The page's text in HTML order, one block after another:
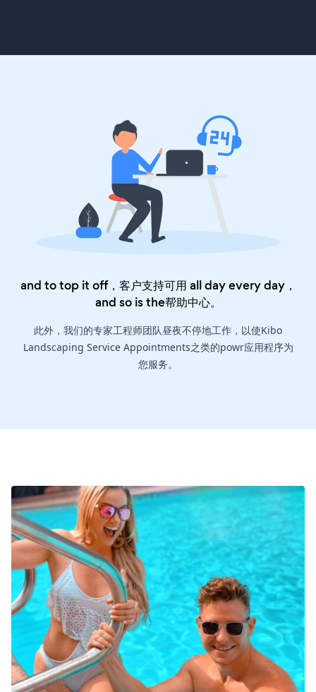
and to top it off，客户支持可用 all day every day，
and so is the帮助中心。
此外，我们的专家工程师团队昼夜不停地工作，以使Kibo
Landscaping Service Appointments之类的powr应用程序为
您服务。